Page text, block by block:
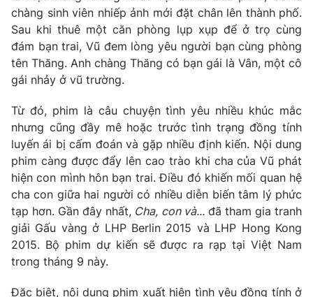
Phim VTV
Hậu trường
Nhân vật
Khán giả
Giải sao mai
Giải trí
Điện ảnh
Sao
Đời sống
Du lịch
Làm đẹp
Chất lượng cuộc sống
Giáo dục
Tuyển sinh
Học trực tuyến
Công nghệ
Hitech Công nghệ tương lai
Sản phẩm
Thị trường
Giao lưu trực tuyến
Lịch phát sóng
Chuyên mục khác
chàng sinh viên nhiếp ảnh mới đặt chân lên thành phố.
Sau khi thuê một căn phòng lụp xụp để ở trọ cùng
đám bạn trai, Vũ đem lòng yêu người bạn cùng phòng
tên Thăng. Anh chàng Thăng có bạn gái là Vân, một cô
gái nhảy ở vũ trường.
Từ đó, phim là câu chuyện tình yêu nhiều khúc mắc
nhưng cũng đầy mê hoặc trước tình trạng đồng tính
luyến ái bị cấm đoán và gặp nhiều định kiến. Nội dung
phim càng được đẩy lên cao trào khi cha của Vũ phát
hiện con mình hôn bạn trai. Điều đó khiến mối quan hệ
cha con giữa hai người có nhiều diễn biến tâm lý phức
tạp hơn. Gần đây nhất, Cha, con và...đã tham gia tranh
giải Gấu vàng ở LHP Berlin 2015 và LHP Hong Kong
2015. Bộ phim dự kiến sẽ được ra rạp tại Việt Nam
trong tháng 9 này.
Đặc biệt, nội dung phim xuất hiện tình yêu đồng tính ở